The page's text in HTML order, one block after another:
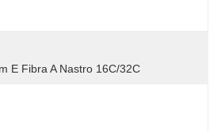
E Fibra A Nastro 16C/32C